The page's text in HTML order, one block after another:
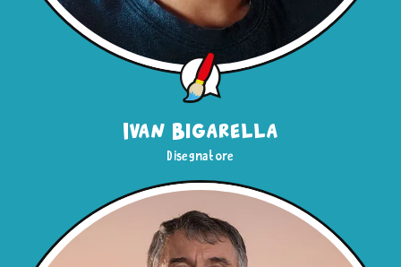
Ivan Bigarella
Disegnatore